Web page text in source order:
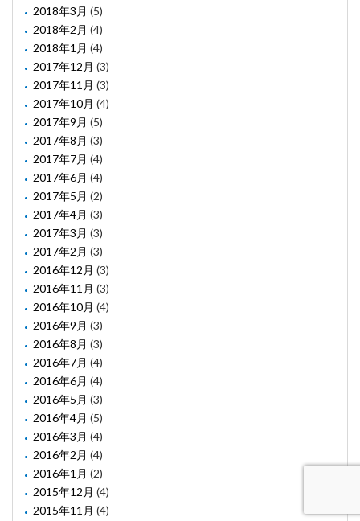
2018年3月 (5)
2018年2月 (4)
2018年1月 (4)
2017年12月 (3)
2017年11月 (3)
2017年10月 (4)
2017年9月 (5)
2017年8月 (3)
2017年7月 (4)
2017年6月 (4)
2017年5月 (2)
2017年4月 (3)
2017年3月 (3)
2017年2月 (3)
2016年12月 (3)
2016年11月 (3)
2016年10月 (4)
2016年9月 (3)
2016年8月 (3)
2016年7月 (4)
2016年6月 (4)
2016年5月 (3)
2016年4月 (5)
2016年3月 (4)
2016年2月 (4)
2016年1月 (2)
2015年12月 (4)
2015年11月 (4)